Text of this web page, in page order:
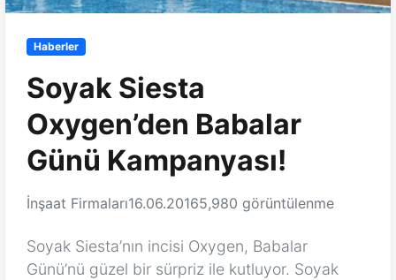
Haberler
Soyak Siesta
Oxygen’den Babalar
Günü Kampanyası!
İnşaat Firmaları16.06.20165,980 görüntülenme
Soyak Siesta’nın incisi Oxygen, Babalar
Günü’nü güzel bir sürpriz ile kutluyor. Soyak